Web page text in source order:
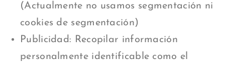
(Actualmente no usamos segmentación ni
cookies de segmentación)
Publicidad: Recopilar información
personalmente identificable como el